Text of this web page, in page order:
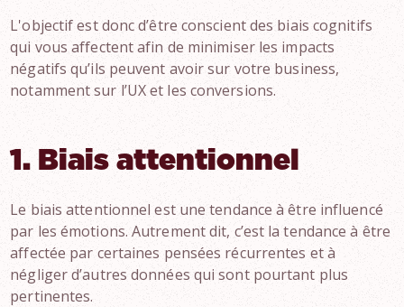
L'objectif est donc d’être conscient des biais cognitifs
qui vous affectent afin de minimiser les impacts
négatifs qu’ils peuvent avoir sur votre business,
notamment sur l’UX et les conversions.
1. Biais attentionnel
Le biais attentionnel est une tendance à être influencé
par les émotions. Autrement dit, c’est la tendance à être
affectée par certaines pensées récurrentes et à
négliger d’autres données qui sont pourtant plus
pertinentes.